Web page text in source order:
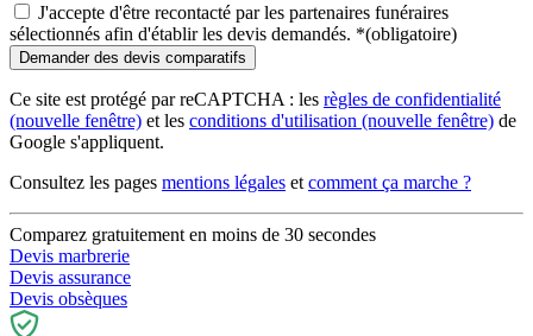
J'accepte d'être recontacté par les partenaires funéraires
sélectionnés afin d'établir les devis demandés. *(obligatoire)
Ce site est protégé par reCAPTCHA : les règles de confidentialité
(nouvelle fenêtre) et les conditions d'utilisation (nouvelle fenêtre) de
Google s'appliquent.
Consultez les pages mentions légales et comment ça marche ?
Comparez gratuitement en moins de 30 secondes
Devis marbrerie
Devis assurance
Devis obsèques